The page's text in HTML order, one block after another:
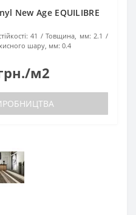
New Age EQUILIBRE
41 Товщина, мм: 2.1
шару, мм: 0.4
м2